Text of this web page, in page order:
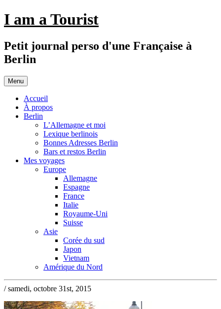
Aller
au
I am a Tourist
Petit journal perso d'une Française à
Berlin
Menu
Accueil
À propos
Berlin
L’Allemagne et moi
Lexique berlinois
Bonnes Adresses Berlin
Bars et restos Berlin
Mes voyages
Europe
Allemagne
Espagne
France
Italie
Royaume-Uni
Suisse
Asie
Corée du sud
Japon
Vietnam
Amérique du Nord
/ samedi, octobre 31st, 2015